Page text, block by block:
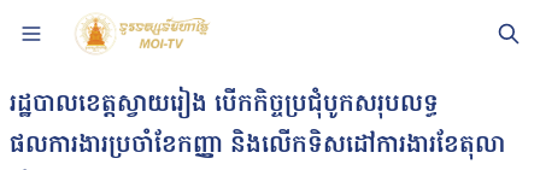
រដ្ឋបាលខេត្តស្វាយរៀង បើកកិច្ចប្រជុំបូកសរុបលទ្ធ
ផលការងារប្រចាំខែកញ្ញា និងលើកទិសដៅការងារខែតុលា